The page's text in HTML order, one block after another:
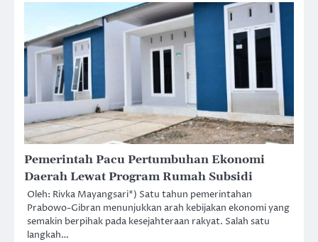
Pemerintah Pacu Pertumbuhan Ekonomi
Daerah Lewat Program Rumah Subsidi
Oleh: Rivka Mayangsari*) Satu tahun pemerintahan
Prabowo-Gibran menunjukkan arah kebijakan ekonomi yang
semakin berpihak pada kesejahteraan rakyat. Salah satu
langkah…